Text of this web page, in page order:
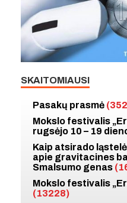
SKAITOMIAUSI
Pasakų prasmė
Mokslo festivalis
rugsėjo 10 – 19
Kaip atsirado
apie gravitacines
Smalsumo genas
Mokslo festivalis
(13228)